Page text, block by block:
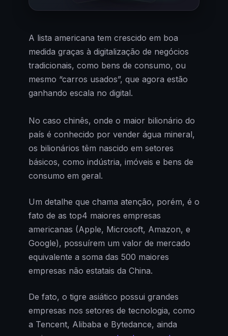
A lista americana tem crescido em boa
medida graças à digitalização de negócios
tradicionais, como bens de consumo, ou
mesmo “carros usados”, que agora estão
ganhando escala no digital.
No caso chinês, onde o maior bilionário do
país é conhecido por vender água mineral,
os bilionários têm nascido em setores
básicos, como indústria, imóveis e bens de
consumo em geral.
Um detalhe que chama atenção, porém, é o
fato de as top4 maiores empresas
americanas (Apple, Microsoft, Amazon, e
Google), possuírem um valor de mercado
equivalente a soma das 500 maiores
empresas não estatais da China.
De fato, o tigre asiático possui grandes
empresas nos setores de tecnologia, como
a Tencent, Alibaba e Bytedance, ainda